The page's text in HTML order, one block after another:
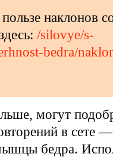
наклонов
/silovye/s-
bedra/
могут
в сете
бедра.